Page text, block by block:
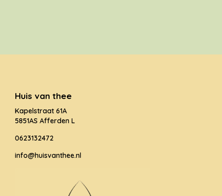
Huis van thee
Kapelstraat 61A
5851AS Afferden L
0623132472
info@huisvanthee.nl